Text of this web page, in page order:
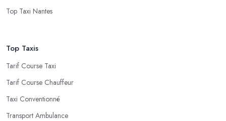
Top Taxi Nantes
Top Taxis
Tarif Course Taxi
Tarif Course Chauffeur
Taxi Conventionné
Transport Ambulance